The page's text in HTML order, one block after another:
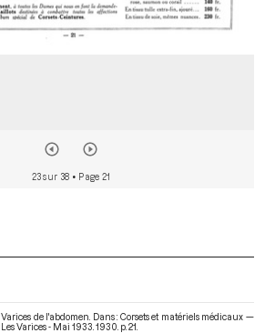
23 sur 38 • Page 21
Varices de l'abdomen. Dans : Corsets et matériels médicaux —
Les Varices - Mai 1933 . 1930. p. 21.